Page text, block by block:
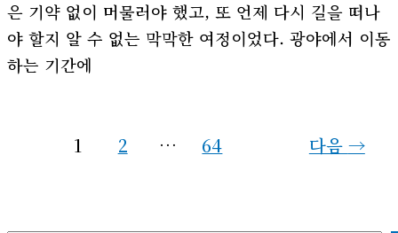
은 기약 없이 머물러야 했고, 또 언제 다시 길을 떠나
야 할지 알 수 없는 막막한 여정이었다. 광야에서 이동
하는 기간에
1 2 … 64 다음 →